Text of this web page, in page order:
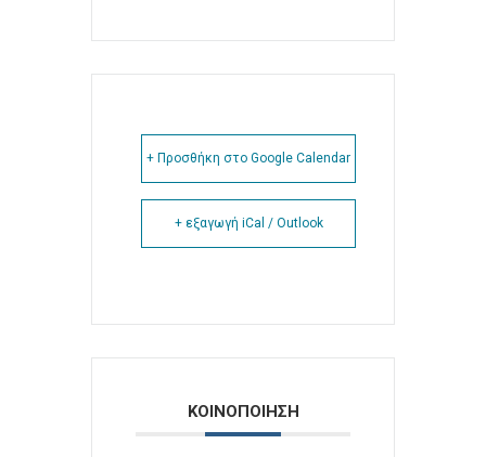
+ Προσθήκη στο Google Calendar
+ εξαγωγή iCal / Outlook
ΚΟΙΝΟΠΟΙΗΣΗ